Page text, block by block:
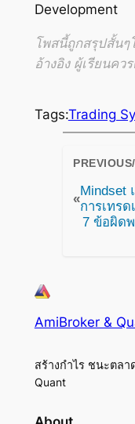
Development
โพสนี้ถูกสรุปสั้นๆ
อ้างอิง ผู้เรียนคว
Tags:Trading
«
Mindset
การเทรด
7 ข้อผิด
AmiBroker &
สร้างกำไร ชนะตลา
Quant